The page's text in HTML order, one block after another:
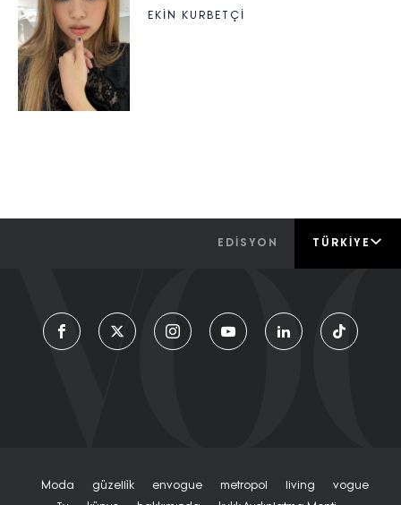
EKİN KURBETÇİ
EDİSYON TÜRKIYE
Moda Güzelli̇k Envogue Metropol Living
Vogue